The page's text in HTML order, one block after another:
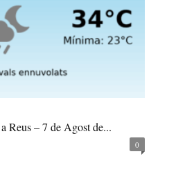
Reus – 7 de Agost de...
0